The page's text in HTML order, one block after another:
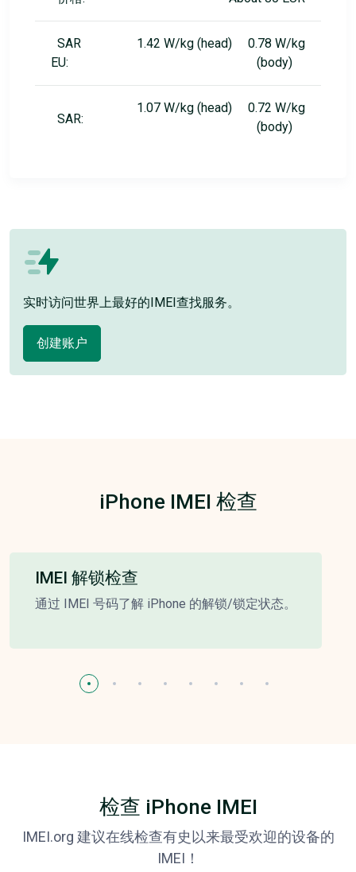
SAR
EU:
1.42 W/kg (head) 0.78 W/kg
(body)
SAR:
1.07 W/kg (head) 0.72 W/kg
(body)
实时访问世界上最好的IMEI查找服务。
创建账户
iPhone IMEI 检查
IMEI 解锁检查
通过 IMEI 号码了解 iPhone 的解锁/锁定状态。
检查 iPhone IMEI
IMEI.org 建议在线检查有史以来最受欢迎的设备的
IMEI！